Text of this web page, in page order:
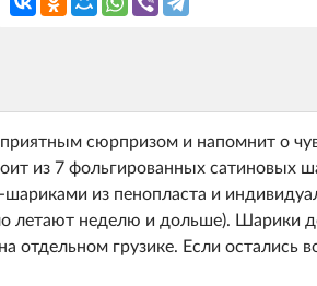
сюрпризом и напомнит о
из 7 фольгированных сатиновых
из пенопласта и
летают неделю и дольше). Шарики
грузике. Если остались